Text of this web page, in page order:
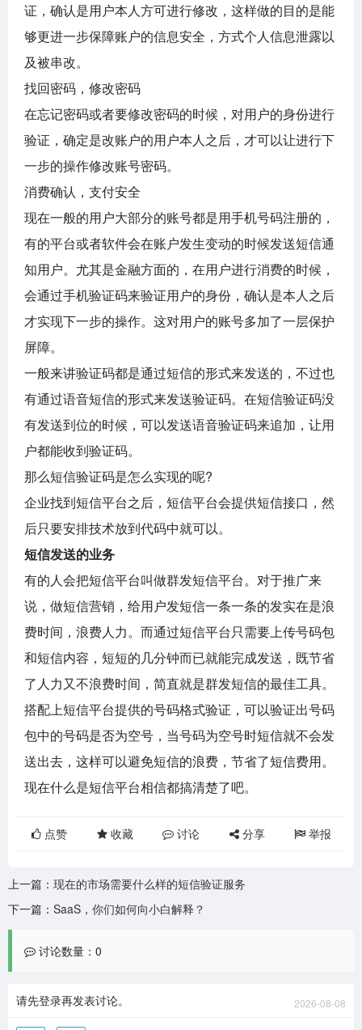
证，确认是用户本人方可进行修改，这样做的目的是能
够更进一步保障账户的信息安全，方式个人信息泄露以
及被串改。
找回密码，修改密码
在忘记密码或者要修改密码的时候，对用户的身份进行
验证，确定是改账户的用户本人之后，才可以让进行下
一步的操作修改账号密码。
消费确认，支付安全
现在一般的用户大部分的账号都是用手机号码注册的，
有的平台或者软件会在账户发生变动的时候发送短信通
知用户。尤其是金融方面的，在用户进行消费的时候，
会通过手机验证码来验证用户的身份，确认是本人之后
才实现下一步的操作。这对用户的账号多加了一层保护
屏障。
一般来讲验证码都是通过短信的形式来发送的，不过也
有通过语音短信的形式来发送验证码。在短信验证码没
有发送到位的时候，可以发送语音验证码来追加，让用
户都能收到验证码。
那么短信验证码是怎么实现的呢?
企业找到短信平台之后，短信平台会提供短信接口，然
后只要安排技术放到代码中就可以。
短信发送的业务
有的人会把短信平台叫做群发短信平台。对于推广来
说，做短信营销，给用户发短信一条一条的发实在是浪
费时间，浪费人力。而通过短信平台只需要上传号码包
和短信内容，短短的几分钟而已就能完成发送，既节省
了人力又不浪费时间，简直就是群发短信的最佳工具。
搭配上短信平台提供的号码格式验证，可以验证出号码
包中的号码是否为空号，当号码为空号时短信就不会发
送出去，这样可以避免短信的浪费，节省了短信费用。
现在什么是短信平台相信都搞清楚了吧。
点赞 收藏 讨论 分享 举报
上一篇： 现在的市场需要什么样的短信验证服务
下一篇： SaaS，你们如何向小白解释？
讨论数量：0
请先登录再发表讨论。 2026-08-08